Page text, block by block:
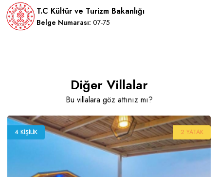
T.C Kültür ve Turizm Bakanlığı
Belge Numarası: 07-75
Diğer Villalar
Bu villalara göz attınız mı?
4 KIŞILIK 2 YATAK